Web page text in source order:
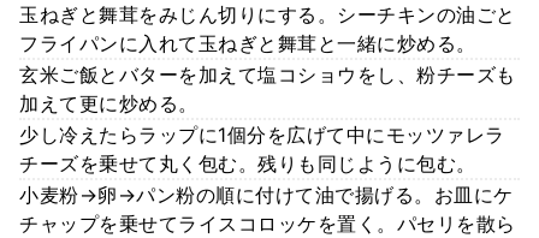
玉ねぎと舞茸をみじん切りにする。シーチキンの油ごと
フライパンに入れて玉ねぎと舞茸と一緒に炒める。
玄米ご飯とバターを加えて塩コショウをし、粉チーズも
加えて更に炒める。
少し冷えたらラップに1個分を広げて中にモッツァレラ
チーズを乗せて丸く包む。残りも同じように包む。
小麦粉→卵→パン粉の順に付けて油で揚げる。お皿にケ
チャップを乗せてライスコロッケを置く。パセリを散ら